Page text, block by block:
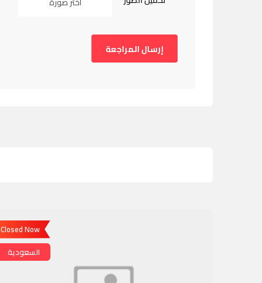
Closed Now
السعودية